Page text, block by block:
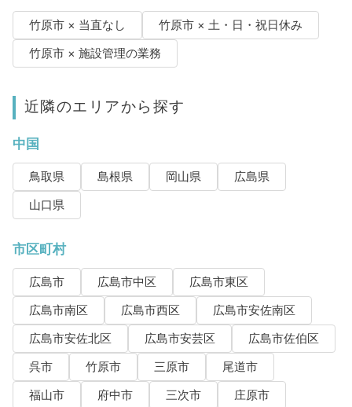
竹原市 × 当直なし
竹原市 × 土・日・祝日休み
竹原市 × 施設管理の業務
近隣のエリアから探す
中国
鳥取県 島根県 岡山県
広島県
山口県
市区町村
広島市 広島市中区
広島市東区
広島市南区
広島市西区
広島市安佐南区
広島市安佐北区
広島市安芸区
広島市佐伯区
呉市
竹原市 三原市
尾道市
福山市
府中市 三次市
庄原市